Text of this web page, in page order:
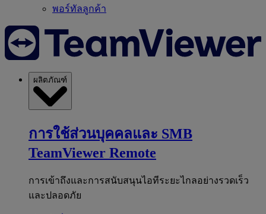
พอร์ทัลลูกค้า
ผลิตภัณฑ์
การใช้ส่วนบุคคลและ SMB
TeamViewer Remote
การเข้าถึงและการสนับสนุนไอทีระยะไกลอย่างรวดเร็ว
และปลอดภัย